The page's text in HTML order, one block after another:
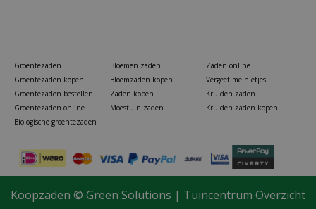
Bio dahlia totally tangerine
Groentezaden
Groentezaden kopen
Groentezaden bestellen
Groentezaden online
Biologische groentezaden
Bloemen zaden
Bloemzaden kopen
Zaden kopen
Moestuin zaden
Zaden online
Vergeet me nietjes
Kruiden zaden
Kruiden zaden kopen
Koopzaden © Green Solutions | Tuincentrum Overzicht